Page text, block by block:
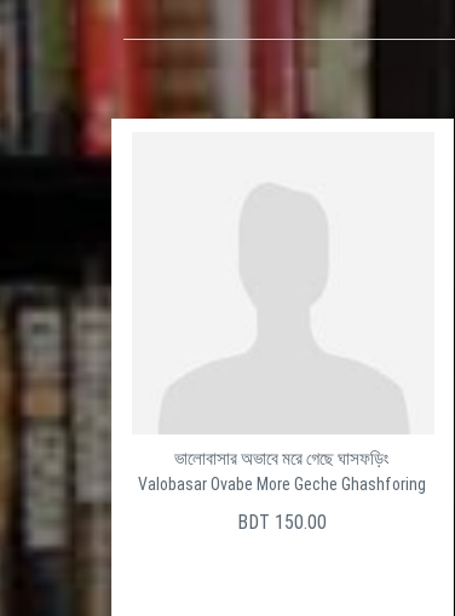
ভালোবাসার অভাবে মরে গেছে ঘাসফড়িং
Valobasar Ovabe More Geche Ghashforing